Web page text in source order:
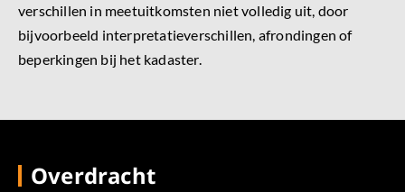
verschillen in meetuitkomsten niet volledig uit, door
bijvoorbeeld interpretatieverschillen, afrondingen of
beperkingen bij het kadaster.
Overdracht